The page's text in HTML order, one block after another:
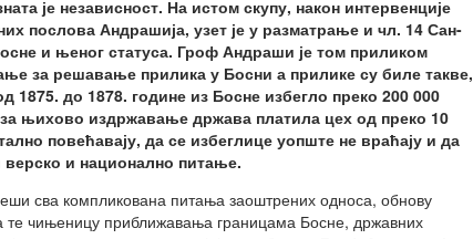
је независност. На истом скупу, након интервенције
послова Андрашија, узет је у разматрање и чл. 14 Сан-
и њеног статуса. Гроф Андраши је том приликом
за решавање прилика у Босни а прилике су биле такве,
1875. до 1878. године из Босне избегло преко 200 000
њихово издржавање држава платила цех од преко 10
повећавају, да се избеглице уопште не враћају и да
и национално питање.
сва компликована питања заоштрених односа, обнову
чињеницу приближавања границама Босне, државних